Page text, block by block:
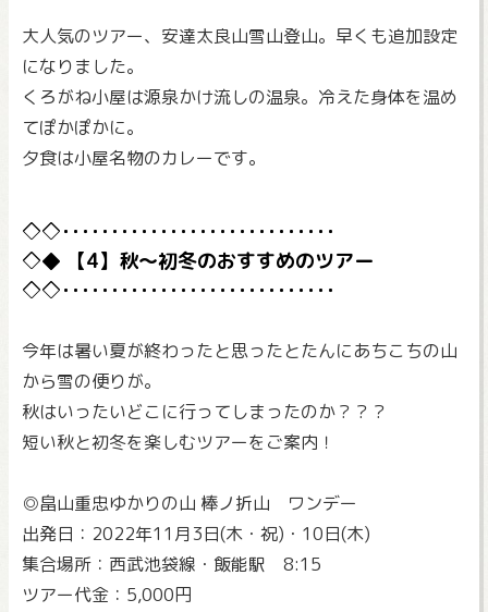
大人気のツアー、安達太良山雪山登山。早くも追加設定
になりました。
くろがね小屋は源泉かけ流しの温泉。冷えた身体を温め
てぽかぽかに。
夕食は小屋名物のカレーです。
【4】秋～初冬のおすすめのツアー
今年は暑い夏が終わったと思ったとたんにあちこちの山
から雪の便りが。
秋はいったいどこに行ってしまったのか？？？
短い秋と初冬を楽しむツアーをご案内！
◎畠山重忠ゆかりの山 棒ノ折山 ワンデー
出発日：2022年11月3日(木・祝)・10日(木)
集合場所：西武池袋線・飯能駅 8:15
ツアー代金：5,000円